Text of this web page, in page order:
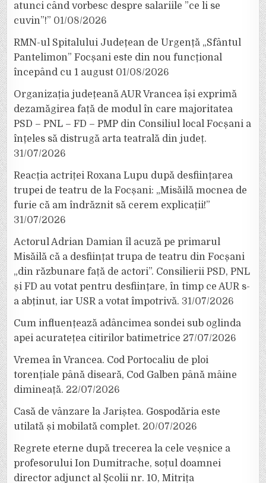
atunci când vorbesc despre salariile ”ce li se
cuvin”!” 01/08/2026
RMN-ul Spitalului Județean de Urgență „Sfântul
Pantelimon” Focșani este din nou funcțional
începând cu 1 august 01/08/2026
Organizația județeană AUR Vrancea își exprimă
dezamăgirea față de modul în care majoritatea
PSD – PNL – FD – PMP din Consiliul local Focșani a
înțeles să distrugă arta teatrală din județ.
31/07/2026
Reacția actriței Roxana Lupu după desființarea
trupei de teatru de la Focșani: „Misăilă mocnea de
furie că am îndrăznit să cerem explicații!”
31/07/2026
Actorul Adrian Damian îl acuză pe primarul
Misăilă că a desființat trupa de teatru din Focșani
„din răzbunare față de actori”. Consilierii PSD, PNL
și FD au votat pentru desființare, în timp ce AUR s-
a abținut, iar USR a votat împotrivă. 31/07/2026
Cum influențează adâncimea sondei sub oglinda
apei acuratețea citirilor batimetrice 27/07/2026
Vremea în Vrancea. Cod Portocaliu de ploi
torențiale până diseară, Cod Galben până mâine
dimineață. 22/07/2026
Casă de vânzare la Jariștea. Gospodăria este
utilată și mobilată complet. 20/07/2026
Regrete eterne după trecerea la cele veșnice a
profesorului Ion Dumitrache, soțul doamnei
director adjunct al Școlii nr. 10, Mitrița